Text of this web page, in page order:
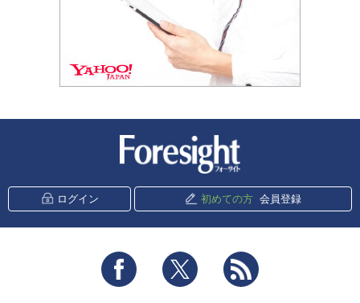
ログイン 初めての方 会員登録
Facebook Twitter